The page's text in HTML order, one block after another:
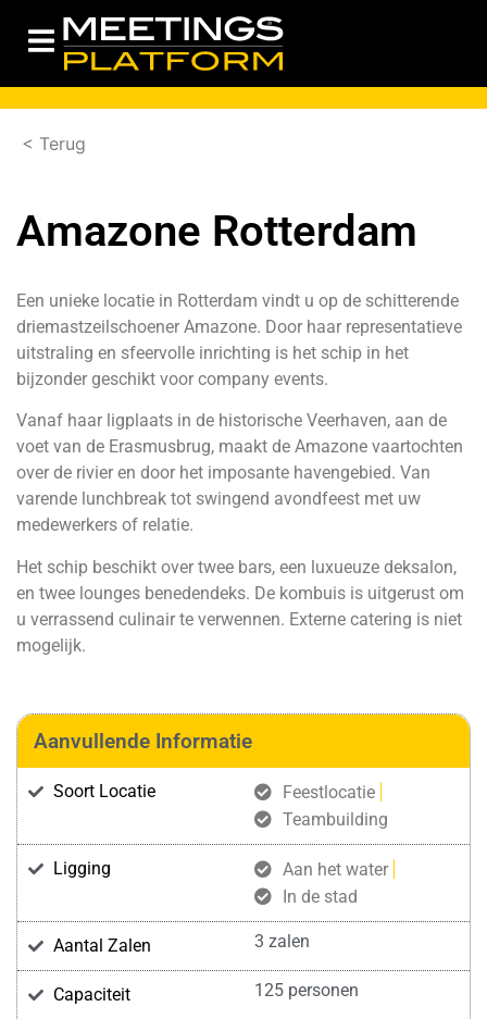
< Terug
Amazone Rotterdam
Een unieke locatie in Rotterdam vindt u op de schitterende
driemastzeilschoener Amazone. Door haar representatieve
uitstraling en sfeervolle inrichting is het schip in het
bijzonder geschikt voor company events.
Vanaf haar ligplaats in de historische Veerhaven, aan de
voet van de Erasmusbrug, maakt de Amazone vaartochten
over de rivier en door het imposante havengebied. Van
varende lunchbreak tot swingend avondfeest met uw
medewerkers of relatie.
Het schip beschikt over twee bars, een luxueuze deksalon,
en twee lounges benedendeks. De kombuis is uitgerust om
u verrassend culinair te verwennen. Externe catering is niet
mogelijk.
Aanvullende Informatie
Soort Locatie
Feestlocatie
Teambuilding
Ligging
Aan het water
In de stad
Aantal Zalen 3 zalen
Capaciteit 125 personen